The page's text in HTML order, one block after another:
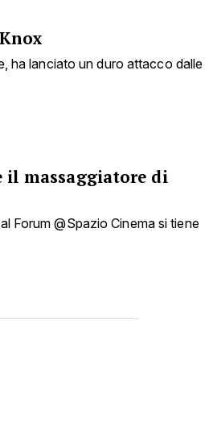
ha lanciato un duro attacco dalle
il massaggiatore di
Forum @Spazio Cinema si tiene